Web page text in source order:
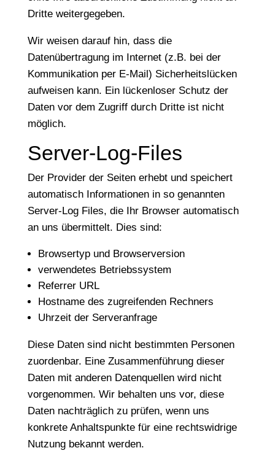
Dritte weitergegeben.
Wir weisen darauf hin, dass die
Datenübertragung im Internet (z.B. bei der
Kommunikation per E-Mail) Sicherheitslücken
aufweisen kann. Ein lückenloser Schutz der
Daten vor dem Zugriff durch Dritte ist nicht
möglich.
Server-Log-Files
Der Provider der Seiten erhebt und speichert
automatisch Informationen in so genannten
Server-Log Files, die Ihr Browser automatisch
an uns übermittelt. Dies sind:
Browsertyp und Browserversion
verwendetes Betriebssystem
Referrer URL
Hostname des zugreifenden Rechners
Uhrzeit der Serveranfrage
Diese Daten sind nicht bestimmten Personen
zuordenbar. Eine Zusammenführung dieser
Daten mit anderen Datenquellen wird nicht
vorgenommen. Wir behalten uns vor, diese
Daten nachträglich zu prüfen, wenn uns
konkrete Anhaltspunkte für eine rechtswidrige
Nutzung bekannt werden.